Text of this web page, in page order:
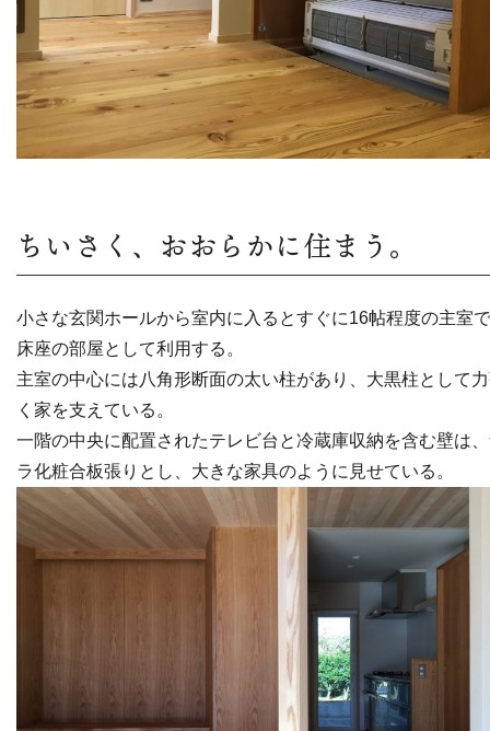
ちいさく、おおらかに住まう。
小さな玄関ホールから室内に入るとすぐに16帖程度の主室
床座の部屋として利用する。
主室の中心には八角形断面の太い柱があり、 大黒柱として
く家を支えている。
一階の中央に配置されたテレビ台と冷蔵庫収納を含む壁は、
ラ化粧合板張りとし、大きな家具のように見せている。